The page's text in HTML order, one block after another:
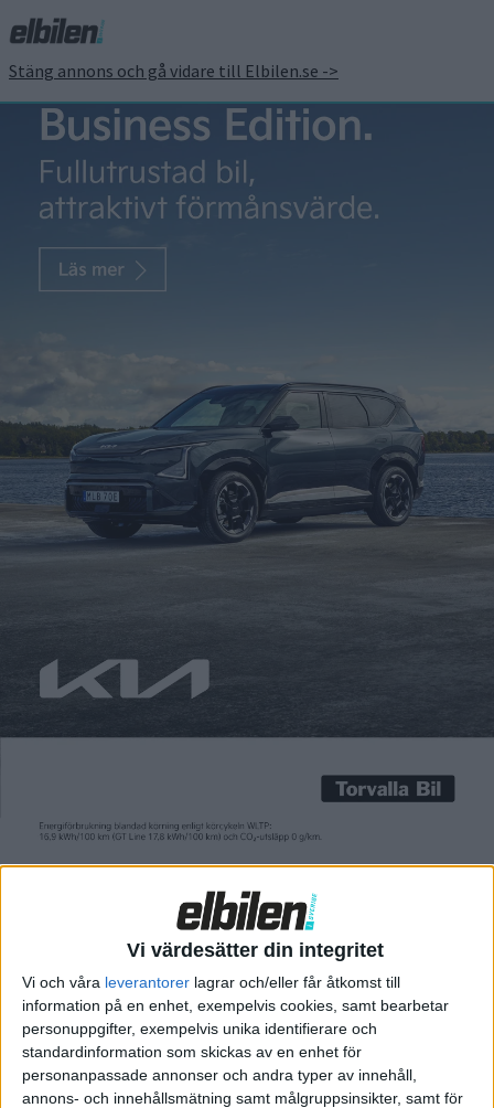
Vi värdesätter din integritet
Vi och våra leverantorer lagrar och/eller får åtkomst till
information på en enhet, exempelvis cookies, samt bearbetar
personuppgifter, exempelvis unika identifierare och
standardinformation som skickas av en enhet för
personanpassade annonser och andra typer av innehåll,
annons- och innehållsmätning samt målgruppsinsikter, samt för
Stäng annons och gå vidare till Elbilen.se ->
Kör Fiat 500 effektivt
och tjäna pengar
Carl Undéhn 19 mar 2021
snålt med sin eldrivna Fiat 500. Namnet ”Kiri” ska för övrigt
vara hämtat från det japanska ordet för Kejsarträdsläktet som
Technologies och tagit fram en egen kryptovaluta kallad
snålt med sin eldrivna Fiat 500. Namnet ”Kiri” ska för övrigt
vara hämtat från det japanska ordet för Kejsarträdsläktet som
ska kunna ta upp tio gånger mer koldioxid än något annat träd.
Vid normal stadskörning ger varje kilometer ungefär en
Kiricoin, som har ett aktuellt värde av cirka 2 öre. Men genom
att samla in data om hur du bromsar eller gasar från bilens
system belönas de som kör effektivt med ytterligare Kiricoins.
Fiat säger att den som kör minst 1000 mil per år i stadstrafik